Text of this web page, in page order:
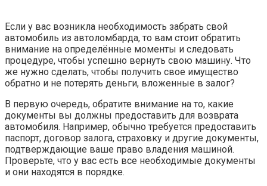
Если у вас возникла необходимость забрать свой
автомобиль из автоломбарда, то вам стоит обратить
внимание на определённые моменты и следовать
процедуре, чтобы успешно вернуть свою машину. Что
же нужно сделать, чтобы получить свое имущество
обратно и не потерять деньги, вложенные в залог?
В первую очередь, обратите внимание на то, какие
документы вы должны предоставить для возврата
автомобиля. Например, обычно требуется предоставить
паспорт, договор залога, страховку и другие документы,
подтверждающие ваше право владения машиной.
Проверьте, что у вас есть все необходимые документы
и они находятся в порядке.